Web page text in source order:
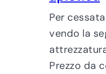
Per
vendo la
Prezzo da